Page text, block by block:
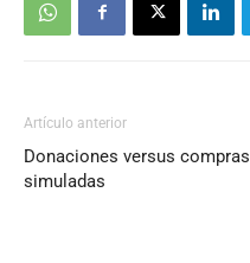
Artículo anterior
Donaciones versus compras
simuladas